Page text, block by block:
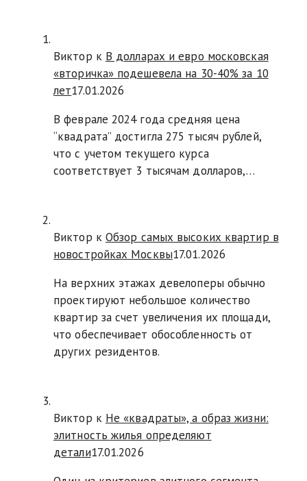
Виктор к В долларах и евро московская
«вторичка» подешевела на 30-40% за 10
лет17.01.2026
В феврале 2024 года средняя цена
“квадрата” достигла 275 тысяч рублей,
что с учетом текущего курса
соответствует 3 тысячам долларов,…
Виктор к Обзор самых высоких квартир в
новостройках Москвы17.01.2026
На верхних этажах девелоперы обычно
проектируют небольшое количество
квартир за счет увеличения их площади,
что обеспечивает обособленность от
других резидентов.
Виктор к Не «квадраты», а образ жизни:
элитность жилья определяют
детали17.01.2026